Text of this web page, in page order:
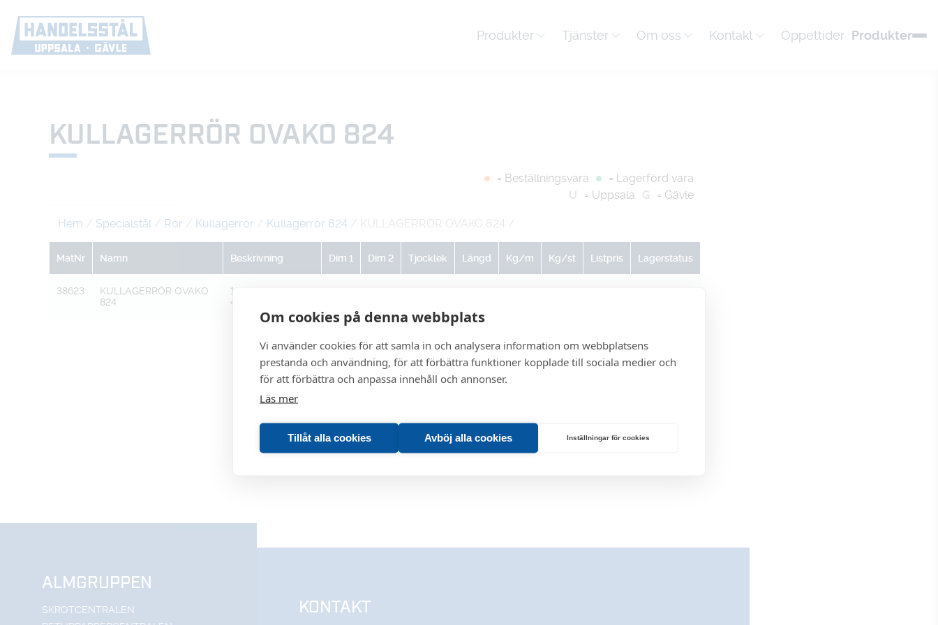
Om cookies på denna webbplats
Vi använder cookies för att samla in och analysera information om webbplatsens
prestanda och användning, för att förbättra funktioner kopplade till sociala medier och
för att förbättra och anpassa innehåll och annonser.
Läs mer
Tillåt alla cookies Avböj alla cookies Inställningar för cookies
Produkter Tjänster Om oss Kontakt Öppettider Produkter
KULLAGERRÖR OVAKO 824
= Beställningsvara
= Lagerförd vara
U
= Uppsala G = Gävle
Hem / Specialstål / Rör / Kullagerrör / Kullagerrör 824 / KULLAGERRÖR OVAKO 824 /
MatNr Namn Beskrivning Dim 1 Dim 2 Tjocklek Längd Kg/m Kg/st Listpris Lagerstatus
38623
KULLAGERRÖR OVAKO
824
10050 102,2 X
47,0
ALMGRUPPEN
SKROTCENTRALEN
KONTAKT